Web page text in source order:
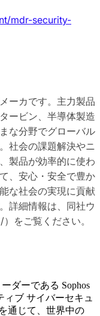
mdr-security-
ーカです。主力製品
ービン、半導体製造
な分野でグローバル
社会の課題解決やニ
製品が効率的に使わ
、安心・安全で豊か
な社会の実現に貢献
詳細情報は、同社ウ
をご覧ください。
ダーである Sophos
ブ サイバーセキュ
通じて、世界中の